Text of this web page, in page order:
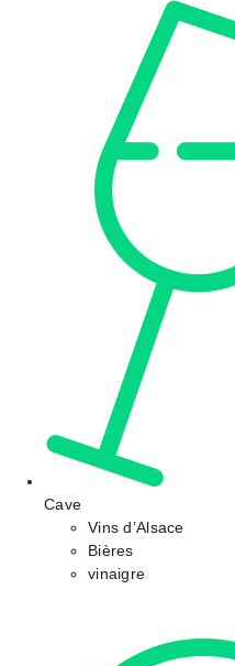
Cave
Vins d’Alsace
Bières
vinaigre